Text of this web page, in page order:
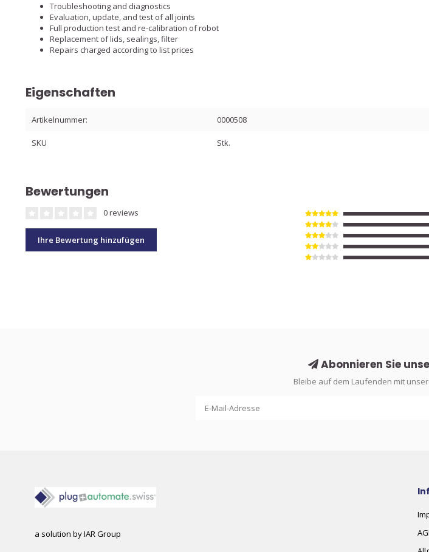
Troubleshooting and diagnostics
Evaluation, update, and test of all joints
Full production test and re-calibration of robot
Replacement of lids, sealings, filter
Repairs charged according to list prices
Eigenschaften
Artikelnummer: 0000508
SKU Stk.
Bewertungen
0 reviews
Ihre Bewertung hinzufügen
Abonnieren Sie
Bleibe auf dem Laufenden mit
a solution by IAR Group